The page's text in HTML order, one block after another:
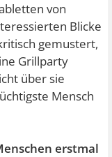
von
Blicke
gemustert,
Grillparty
über sie
Mensch
erstmal